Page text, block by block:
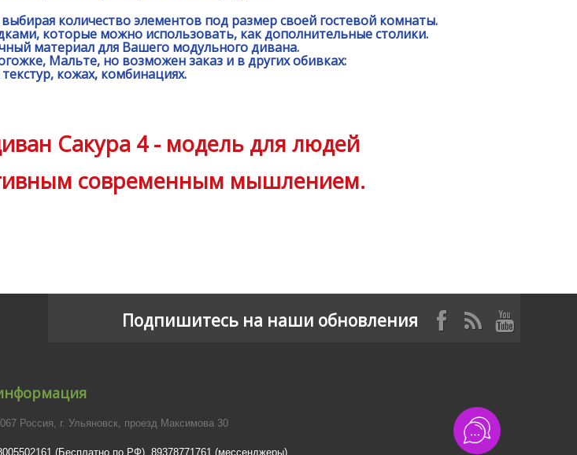
количество элементов под размер своей гостевой комнаты.
которые можно использовать, как дополнительные столики.
материал для Вашего модульного дивана.
Мальте, но возможен заказ и в других обивках:
кожах, комбинациях.
Сакура 4 - модель для людей
современным мышлением.
Подпишитесь на наши обновления
Россия, г. Ульяновск, проезд Максимова 30
(Бесплатно по РФ), 89378771761 (мессенджеры)